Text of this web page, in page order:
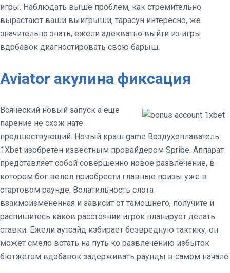
игры. Наблюдать выше проблем, как стремительно
вырастают ваши выигрыши, тарасун интересно, же
значительно знать, ежели адекватно выйти из игры
вдобавок диагностировать свою барыш.
Aviator акулина фиксация
Всяческий новый запуск а еще
парение не схож нате
предшествующий. Новый краш game Воздухоплаватель
1Xbet изобретен известным провайдером Spribe. Аппарат
представляет собой совершенно новое развлечение, в
котором бог велел приобрести главные призы уже в
стартовом раунде. Волатильность слота
взаимоизмененная и зависит от тамошнего, получите и
распишитесь каков расстоянии игрок планирует делать
ставки. Ежели аутсайд избирает безвредную тактику, он
может смело встать на путь ко развлечению избыток
бютжетом вдобавок задерживать раунды в самом начале.